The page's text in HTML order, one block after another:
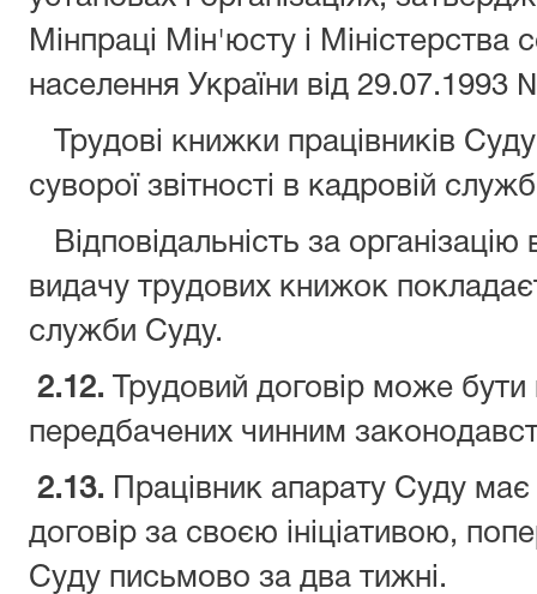
Мінпраці Мін'юсту і Міністерства
населення України від 29.07.1993
Трудові книжки працівників
суворої звітності в
Відповідальність за організацію
видачу трудових книжок
служби Суду.
2.12. Трудовий договір може
передбачених чинним
2.13. Працівник апарату Суду
договір за своєю ініціативою,
Суду письмово за два тижні.